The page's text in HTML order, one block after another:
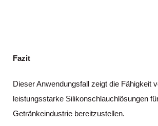
Fazit
Dieser Anwendungsfall zeigt die Fähigkeit
leistungsstarke Silikonschlauchlösungen
Getränkeindustrie bereitzustellen.